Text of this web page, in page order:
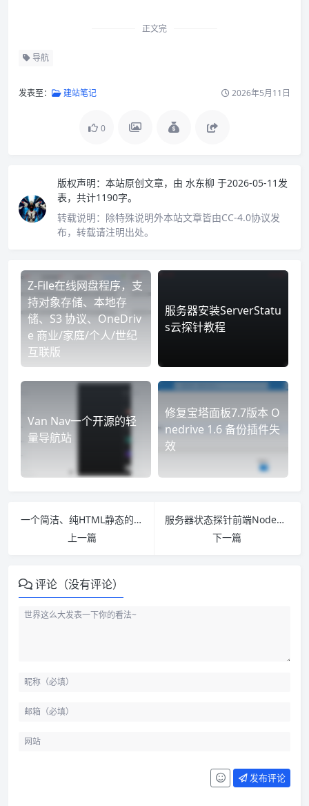
正文完
导航
发表至： 建站笔记 2026年5月11日
0
版权声明： 本站原创文章，由 水东柳 于2026-05-11发
表，共计1190字。
转载说明： 除特殊说明外本站文章皆由CC-4.0协议发
布，转载请注明出处。
Z-File在线网盘程序，支
持对象存储、本地存
储、S3 协议、OneDriv
e 商业/家庭/个人/世纪
互联版
服务器安装ServerStatu
s云探针教程
Van Nav一个开源的轻
量导航站
修复宝塔面板7.7版本 O
nedrive 1.6 备份插件失
效
一个简洁、纯HTML静态的个人导航站——XG-Nav
上一篇
服务器状态探针前端NodeGet主题 – LiDeNodeGetShow
下一篇
评论（没有评论）
发布评论